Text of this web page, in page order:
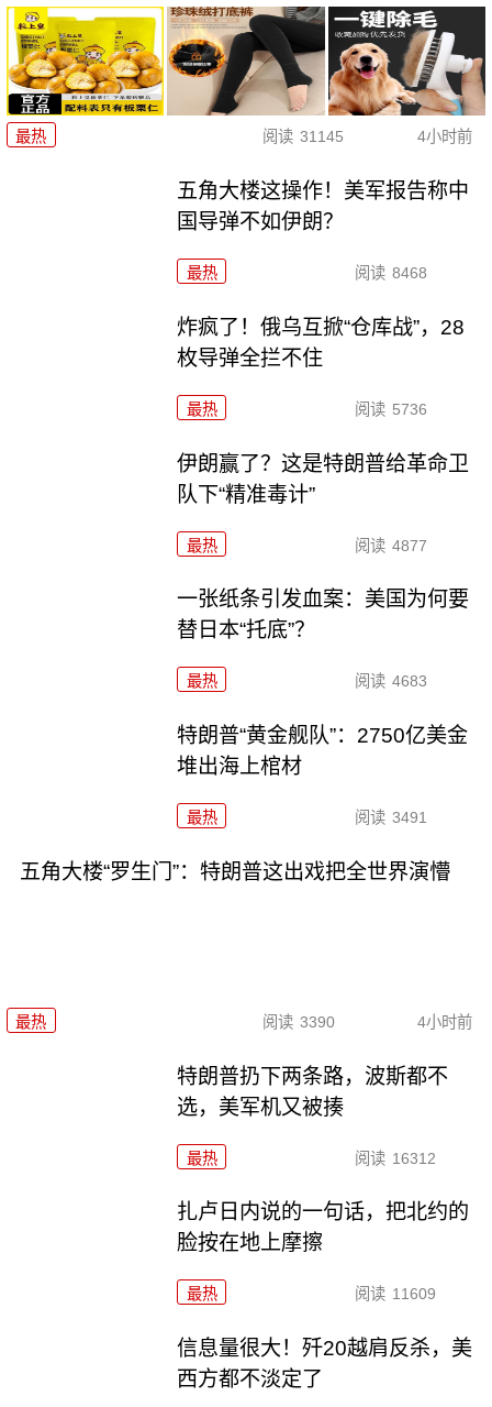
最热 阅读 31145 4小时前
五角大楼这操作！美军报告称中
国导弹不如伊朗？
最热 阅读 8468
炸疯了！俄乌互掀“仓库战”，28
枚导弹全拦不住
最热 阅读 5736
伊朗赢了？这是特朗普给革命卫
队下“精准毒计”
最热 阅读 4877
一张纸条引发血案：美国为何要
替日本“托底”？
最热 阅读 4683
特朗普“黄金舰队”：2750亿美金
堆出海上棺材
最热 阅读 3491
五角大楼“罗生门”：特朗普这出戏把全世界演懵
最热 阅读 3390 4小时前
特朗普扔下两条路，波斯都不
选，美军机又被揍
最热 阅读 16312
扎卢日内说的一句话，把北约的
脸按在地上摩擦
最热 阅读 11609
信息量很大！歼20越肩反杀，美
西方都不淡定了